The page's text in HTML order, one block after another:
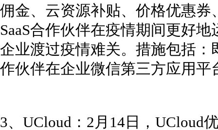
佣金、云资源补贴、价格优惠
SaaS合作伙伴在疫情期间更好
企业渡过疫情难关。措施包括：
作伙伴在企业微信第三方应用平
3、UCloud：2月14日，UCloud